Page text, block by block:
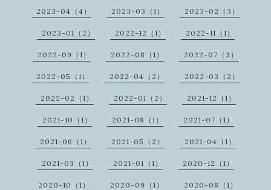
2023-04（4） 2023-03（1） 2023-02（3）
2023-01（2） 2022-12（1） 2022-11（1）
2022-09（1） 2022-08（1） 2022-07（3）
2022-05（1） 2022-04（2） 2022-03（2）
2022-02（1） 2022-01（2） 2021-12（1）
2021-10（1） 2021-08（1） 2021-07（1）
2021-06（1） 2021-05（2） 2021-04（1）
2021-03（1） 2021-01（1） 2020-12（1）
2020-10（1） 2020-09（1） 2020-08（1）